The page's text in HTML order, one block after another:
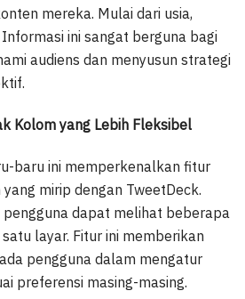
mereka. Mulai dari usia,
ini sangat berguna bagi
audiens dan menyusun strategi
Kolom yang Lebih Fleksibel
baru ini memperkenalkan fitur
mirip dengan TweetDeck.
dapat melihat beberapa
layar. Fitur ini memberikan
pengguna dalam mengatur
preferensi masing-masing.